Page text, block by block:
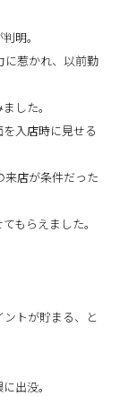
明。
に惹かれ、以前勤
した。
入店時に見せる
来店が条件だった
もらえました。
トが貯まる、と
出没。